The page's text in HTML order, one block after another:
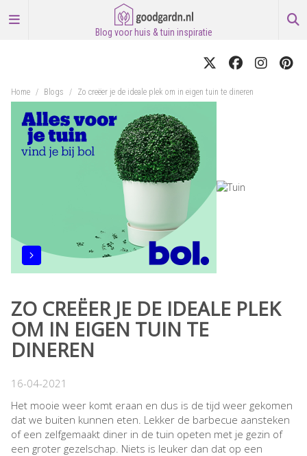
Blog voor huis & tuin inspiratie
Home / Blogs / Zo creëer je de ideale plek om in eigen tuin te dineren
ZO CREËER JE DE IDEALE PLEK
OM IN EIGEN TUIN TE
DINEREN
16-04-2021
Het mooie weer komt eraan en dus is de tijd weer gekomen
dat we buiten kunnen eten. Lekker de barbecue aansteken
of een zelfgemaakt diner in de tuin opeten met je gezin of
een groter gezelschap. Niets is leuker dan dat op een